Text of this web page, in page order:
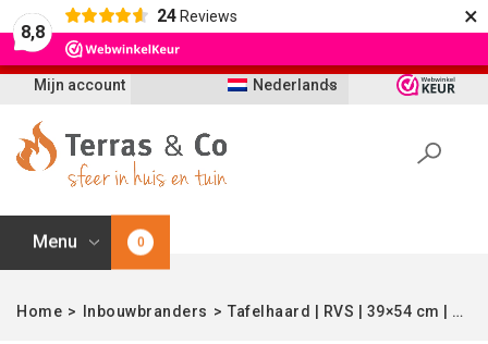
8,8
24 Reviews ×
Nederlands
Mijn account
Menu 0
Home > Inbouwbranders > Tafelhaard | RVS | 39×54 cm | Quattro-fire
Let op: t/m 21 augustus worden bestellingen
vertraagd geleverd i.v.m. vakantie